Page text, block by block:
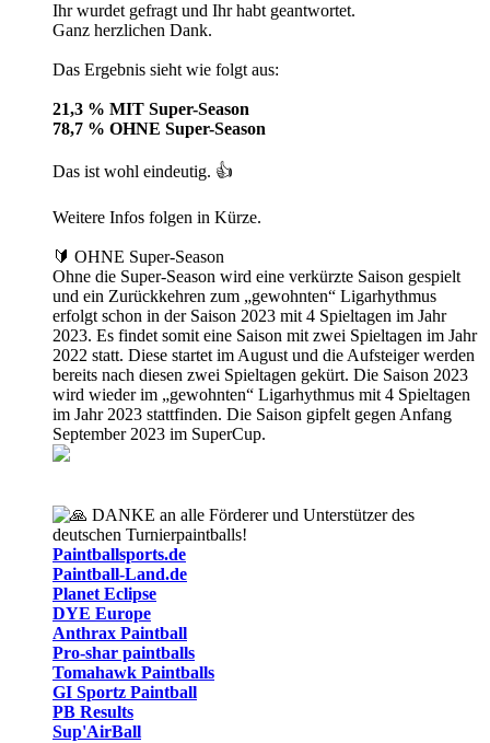
Ihr wurdet gefragt und Ihr habt geantwortet.
Ganz herzlichen Dank.
Das Ergebnis sieht wie folgt aus:
21,3 % MIT Super-Season
78,7 % OHNE Super-Season
Das ist wohl eindeutig. 👍
Weitere Infos folgen in Kürze.
🔰 OHNE Super-Season
Ohne die Super-Season wird eine verkürzte Saison gespielt
und ein Zurückkehren zum „gewohnten“ Ligarhythmus
erfolgt schon in der Saison 2023 mit 4 Spieltagen im Jahr
2023. Es findet somit eine Saison mit zwei Spieltagen im Jahr
2022 statt. Diese startet im August und die Aufsteiger werden
bereits nach diesen zwei Spieltagen gekürt. Die Saison 2023
wird wieder im „gewohnten“ Ligarhythmus mit 4 Spieltagen
im Jahr 2023 stattfinden. Die Saison gipfelt gegen Anfang
September 2023 im SuperCup.
DANKE an alle Förderer und Unterstützer des
deutschen Turnierpaintballs!
Paintballsports.de
Paintball-Land.de
Planet Eclipse
DYE Europe
Anthrax Paintball
Pro-shar paintballs
Tomahawk Paintballs
GI Sportz Paintball
PB Results
Sup'AirBall